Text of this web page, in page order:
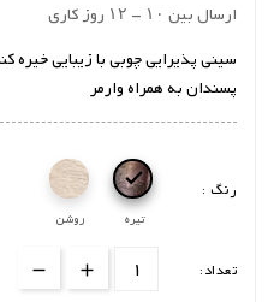
ارسال بین ۱۰ - ۱۲ روز کاری
سینی پذیرایی چوبی با زیبایی خیره
پسندان به همراه وارمر
رنگ :
تیره

روشن
تعداد: